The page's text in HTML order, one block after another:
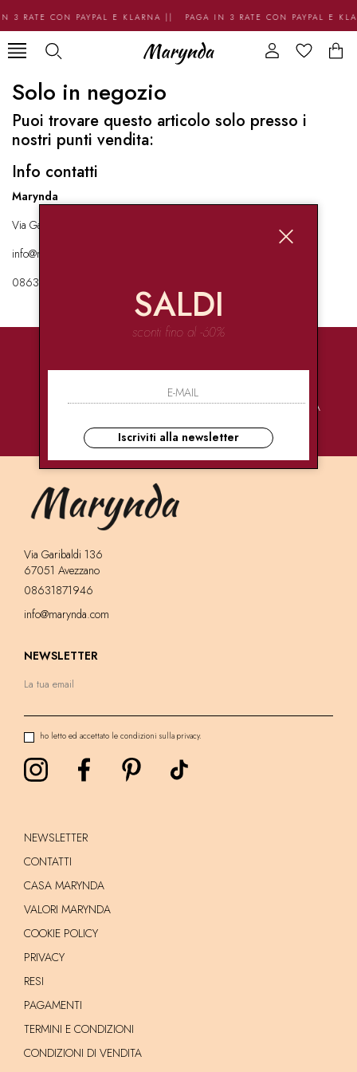
3 RATE CON PAYPAL E KLARNA || PAGA IN 3 RATE CON PAYPAL E
Solo in negozio
Puoi trovare questo articolo solo presso i
nostri punti vendita:
Info contatti
Marynda
Via Garibaldi 136 67051 Avezzano
info@marynda.com
08631871946
PAGAMENTI
CONSEGNE
ULTRA RAPIDE
ASSISTENZA
Via Garibaldi 136
67051 Avezzano
08631871946
info@marynda.com
NEWSLETTER
ho letto ed accettato le condizioni sulla privacy.
NEWSLETTER
CONTATTI
CASA MARYNDA
VALORI MARYNDA
COOKIE POLICY
PRIVACY
RESI
PAGAMENTI
TERMINI E CONDIZIONI
CONDIZIONI DI VENDITA
SALDI
sconti fino al -60%
Iscriviti alla newsletter